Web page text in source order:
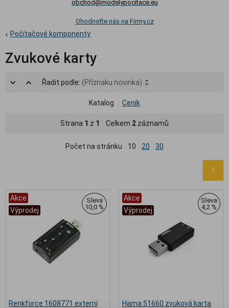
obchod@modelypocitace.eu
Ohodnoťte nás na Firmy.cz
Počítačové komponenty
Zvukové karty
Řadit podle: (Příznaku novinka)
Katalog Ceník
Strana 1 z 1 Celkem 2 záznamů
Počet na stránku 10 20 30
1
Akce
Výprodej
Sleva
10,0 %
Renkforce 1608771 externí
Akce
Výprodej
Sleva
4,2 %
Hama 51660 zvuková karta